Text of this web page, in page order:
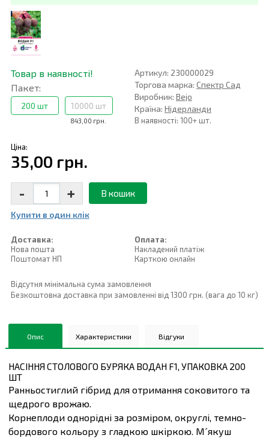
Товар в наявності!
Пакет:
200 шт
843,00 грн.
10000 шт
Артикул: 230000029
Торгова марка: Спектр Сад
Виробник: Bejo
Країна: Нідерланди
В наявності: 100+ шт.
Ціна:
35,00 грн.
- + В кошик
Купити в один клiк
Доставка:
Нова пошта
Поштомат НП
Оплата:
Накладений платiж
Карткою онлайн
Відсутня мінімальна сума замовлення
Безкоштовна доставка при замовленні від 1300 грн. (вага до 10 кг)
Опис Характеристики Відгуки
НАСІННЯ СТОЛОВОГО БУРЯКА ВОДАН F1, УПАКОВКА 200
ШТ
Ранньостиглий гібрид для отримання соковитого та
щедрого врожаю.
Корнеплоди однорідні за розміром, округлі, темно-
бордового кольору з гладкою шкіркою. М´якуш